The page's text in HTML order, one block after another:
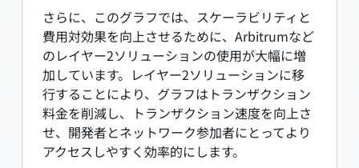
さらに、このグラフでは、スケーラビリティと
費用対効果を向上させるために、Arbitrumなど
のレイヤー2ソリューションの使用が大幅に増
加しています。レイヤー2ソリューションに移
行することにより、グラフはトランザクション
料金を削減し、トランザクション速度を向上さ
せ、開発者とネットワーク参加者にとってより
アクセスしやすく効率的にします。